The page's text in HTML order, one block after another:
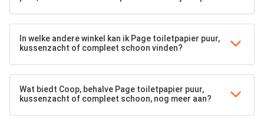
In welke andere winkel kan ik Page toiletpapier puur,
kussenzacht of compleet schoon vinden?
Wat biedt Coop, behalve Page toiletpapier puur,
kussenzacht of compleet schoon, nog meer aan?